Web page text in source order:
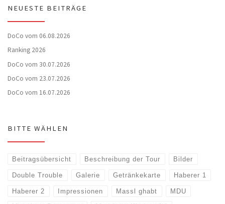
NEUESTE BEITRÄGE
DoCo vom 06.08.2026
Ranking 2026
DoCo vom 30.07.2026
DoCo vom 23.07.2026
DoCo vom 16.07.2026
BITTE WÄHLEN
Beitragsübersicht Beschreibung der Tour Bilder
Double Trouble Galerie Getränkekarte Haberer 1
Haberer 2 Impressionen Massl ghabt MDU